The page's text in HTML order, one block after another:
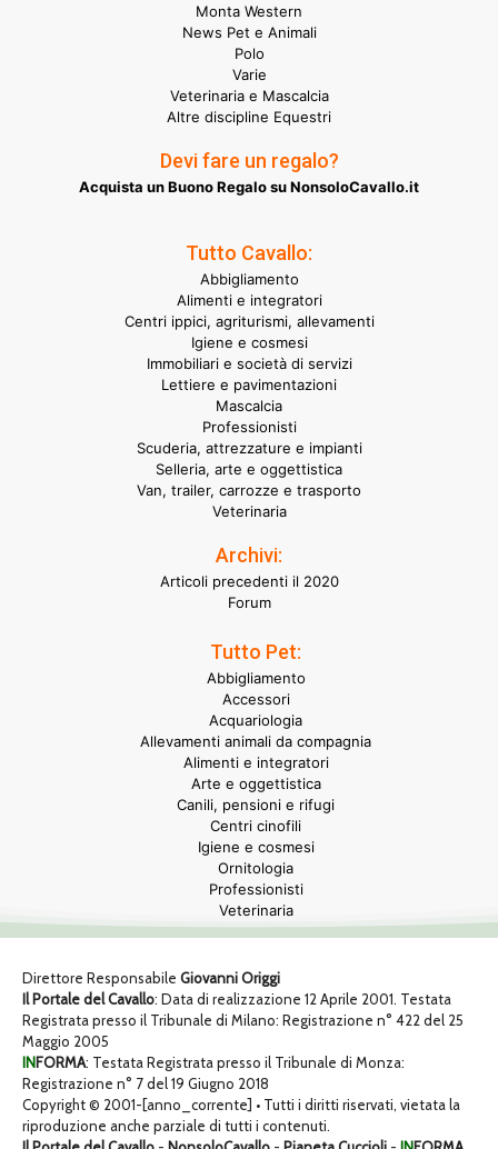
Monta Western
News Pet e Animali
Polo
Varie
Veterinaria e Mascalcia
Altre discipline Equestri
Devi fare un regalo?
Acquista un Buono Regalo su NonsoloCavallo.it
Tutto Cavallo:
Abbigliamento
Alimenti e integratori
Centri ippici, agriturismi, allevamenti
Igiene e cosmesi
Immobiliari e società di servizi
Lettiere e pavimentazioni
Mascalcia
Professionisti
Scuderia, attrezzature e impianti
Selleria, arte e oggettistica
Van, trailer, carrozze e trasporto
Veterinaria
Archivi:
Articoli precedenti il 2020
Forum
Tutto Pet:
Abbigliamento
Accessori
Acquariologia
Allevamenti animali da compagnia
Alimenti e integratori
Arte e oggettistica
Canili, pensioni e rifugi
Centri cinofili
Igiene e cosmesi
Ornitologia
Professionisti
Veterinaria
Direttore Responsabile Giovanni Origgi
Il Portale del Cavallo: Data di realizzazione 12 Aprile 2001. Testata
Registrata presso il Tribunale di Milano: Registrazione n° 422 del 25
Maggio 2005
INFORMA: Testata Registrata presso il Tribunale di Monza:
Registrazione n° 7 del 19 Giugno 2018
Copyright © 2001-[anno_corrente] • Tutti i diritti riservati, vietata la
riproduzione anche parziale di tutti i contenuti.